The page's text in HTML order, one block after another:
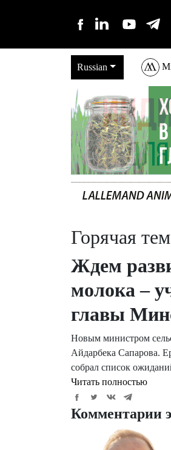
Russian
Горячая
Ждем
молока –
главы
Новым министром
Айдарбека Сапарова.
собрал список
Читать полностью
Комментарии